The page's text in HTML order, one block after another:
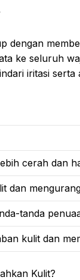
dengan
ke seluruh
iritasi serta
cerah dan
dan
tanda
kulit dan
Kulit?